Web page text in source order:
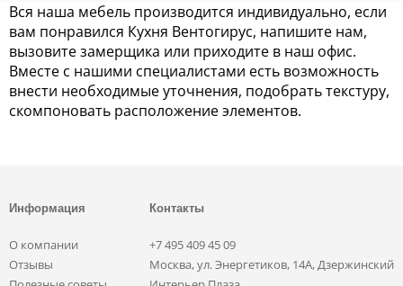
Вся наша мебель производится индивидуально, если
вам понравился Кухня Вентогирус, напишите нам,
вызовите замерщика или приходите в наш офис.
Вместе с нашими специалистами есть возможность
внести необходимые уточнения, подобрать текстуру,
скомпоновать расположение элементов.
Информация
О компании
Отзывы
Контакты
+7 495 409 45 09
Москва, ул. Энергетиков, 14А, Дзержинский